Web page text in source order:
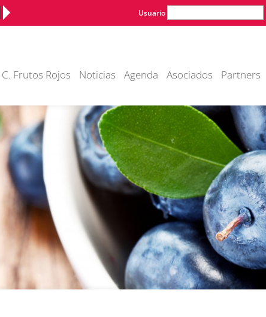
Usuario
C. Frutos Rojos Noticias Agenda Asociados Partners